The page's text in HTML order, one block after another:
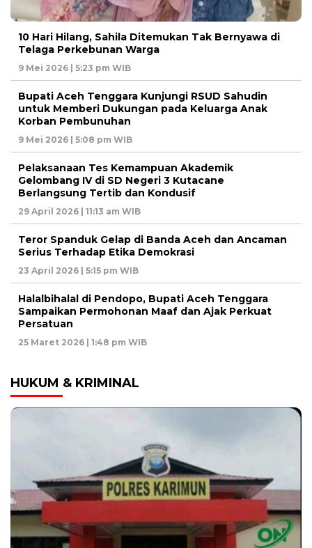
10 Hari Hilang, Sahila Ditemukan Tak Bernyawa di
Telaga Perkebunan Warga
9 Mei 2026 | 5:23 pm WIB
Bupati Aceh Tenggara Kunjungi RSUD Sahudin
untuk Memberi Dukungan pada Keluarga Anak
Korban Pembunuhan
9 Mei 2026 | 5:08 pm WIB
Pelaksanaan Tes Kemampuan Akademik
Gelombang IV di SD Negeri 3 Kutacane
Berlangsung Tertib dan Kondusif
29 April 2026 | 11:13 am WIB
Teror Spanduk Gelap di Banda Aceh dan Ancaman
Serius Terhadap Etika Demokrasi
23 April 2026 | 5:15 pm WIB
Halalbihalal di Pendopo, Bupati Aceh Tenggara
Sampaikan Permohonan Maaf dan Ajak Perkuat
Persatuan
25 Maret 2026 | 1:48 pm WIB
HUKUM & KRIMINAL